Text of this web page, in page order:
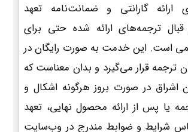
ارائه گارانتی و ضمانت‌نامه تعهد
قبال ترجمه‌های ارائه شده حتی برای
است. این خدمت به صورت رایگان در
ترجمه قرار می‌گیرد و بدان معناست که
اشراق در صورت بروز هرگونه اشکال و
یا پس از ارائه محصول نهایی، تعهد
شرایط و ضوابط مندرج در وب‌سایت